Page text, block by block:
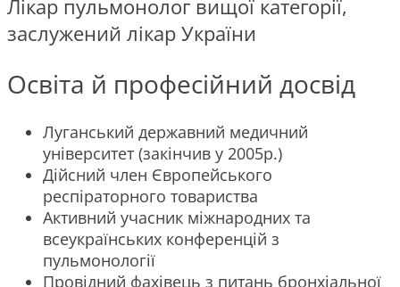
Лікар пульмонолог вищої категорії,
заслужений лікар України
Освіта й професійний досвід
Луганський державний медичний
університет (закінчив у 2005р.)
Дійсний член Європейського
респіраторного товариства
Активний учасник міжнародних та
всеукраїнських конференцій з
пульмонології
Провідний фахівець з питань бронхіальної